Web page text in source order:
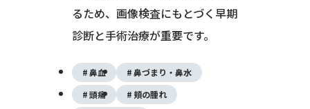
るため、画像検査にもとづく早期
診断と手術治療が重要です。
鼻血
鼻づまり・鼻水
頭痛
頬の腫れ